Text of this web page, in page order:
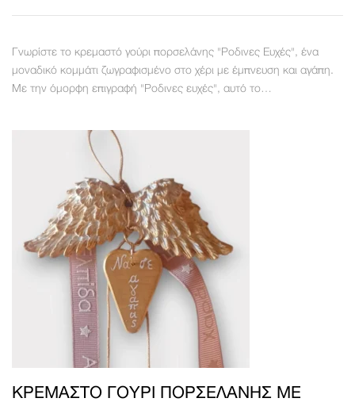
Γνωρίστε το κρεμαστό γούρι πορσελάνης "Ροδινες Ευχές", ένα
μοναδικό κομμάτι ζωγραφισμένο στο χέρι με έμπνευση και αγάπη.
Με την όμορφη επιγραφή "Ροδινες ευχές", αυτό το…
ΚΡΕΜΑΣΤΌ ΓΟΎΡΙ ΠΟΡΣΕΛΆΝΗΣ ΜΕ